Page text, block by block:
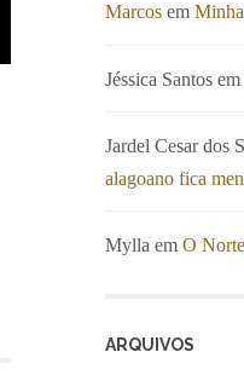
Marcos em
Jéssica Santos em
Jardel Cesar dos
alagoano fica
Mylla em O
ARQUIVOS